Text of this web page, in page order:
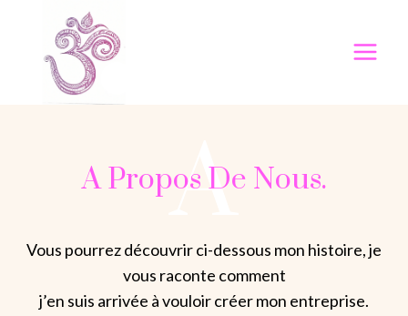
contenu
A
A Propos De Nous.
Vous pourrez découvrir ci-dessous mon histoire, je
vous raconte comment
j’en suis arrivée à vouloir créer mon entreprise.